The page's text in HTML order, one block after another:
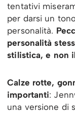
tentativi
per darsi un
personalità.
personalità
stilistica, e non
Calze rotte,
importanti:
una versione di